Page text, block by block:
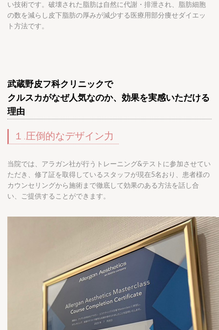
い技術です。破壊された脂肪は自然に代謝・排泄され、脂肪細胞
の数を減らし皮下脂肪の厚みが減少する医療用部分痩せダイエッ
ト方法です。
武蔵野皮フ科クリニックで
クルスカがなぜ人気なのか、効果を実感いただける
理由
１.圧倒的なデザイン力
当院では、アラガン社が行うトレーニング&テストに参加させてい
ただき、修了証を取得しているスタッフが現在5名おり、患者様の
カウンセリングから施術まで徹底して効果のある方法を話し合
い、ご提供することができます。